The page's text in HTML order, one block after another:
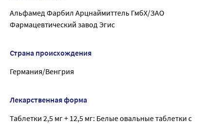
Альфамед Фарбил Арцнаймиттель ГмбХ/ЗАО
Фармацевтический завод Эгис
Страна происхождения
Германия/Венгрия
Лекарственная форма
Таблетки 2,5 мг + 12,5 мг: Белые овальные таблетки с